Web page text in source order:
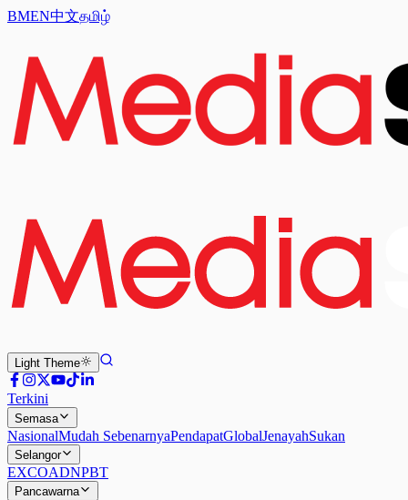
BMEN中文தமிழ்
Light Theme
Terkini
Semasa
NasionalMudah SebenarnyaPendapatGlobalJenayahSukan
Selangor
EXCOADNPBT
Pancawarna